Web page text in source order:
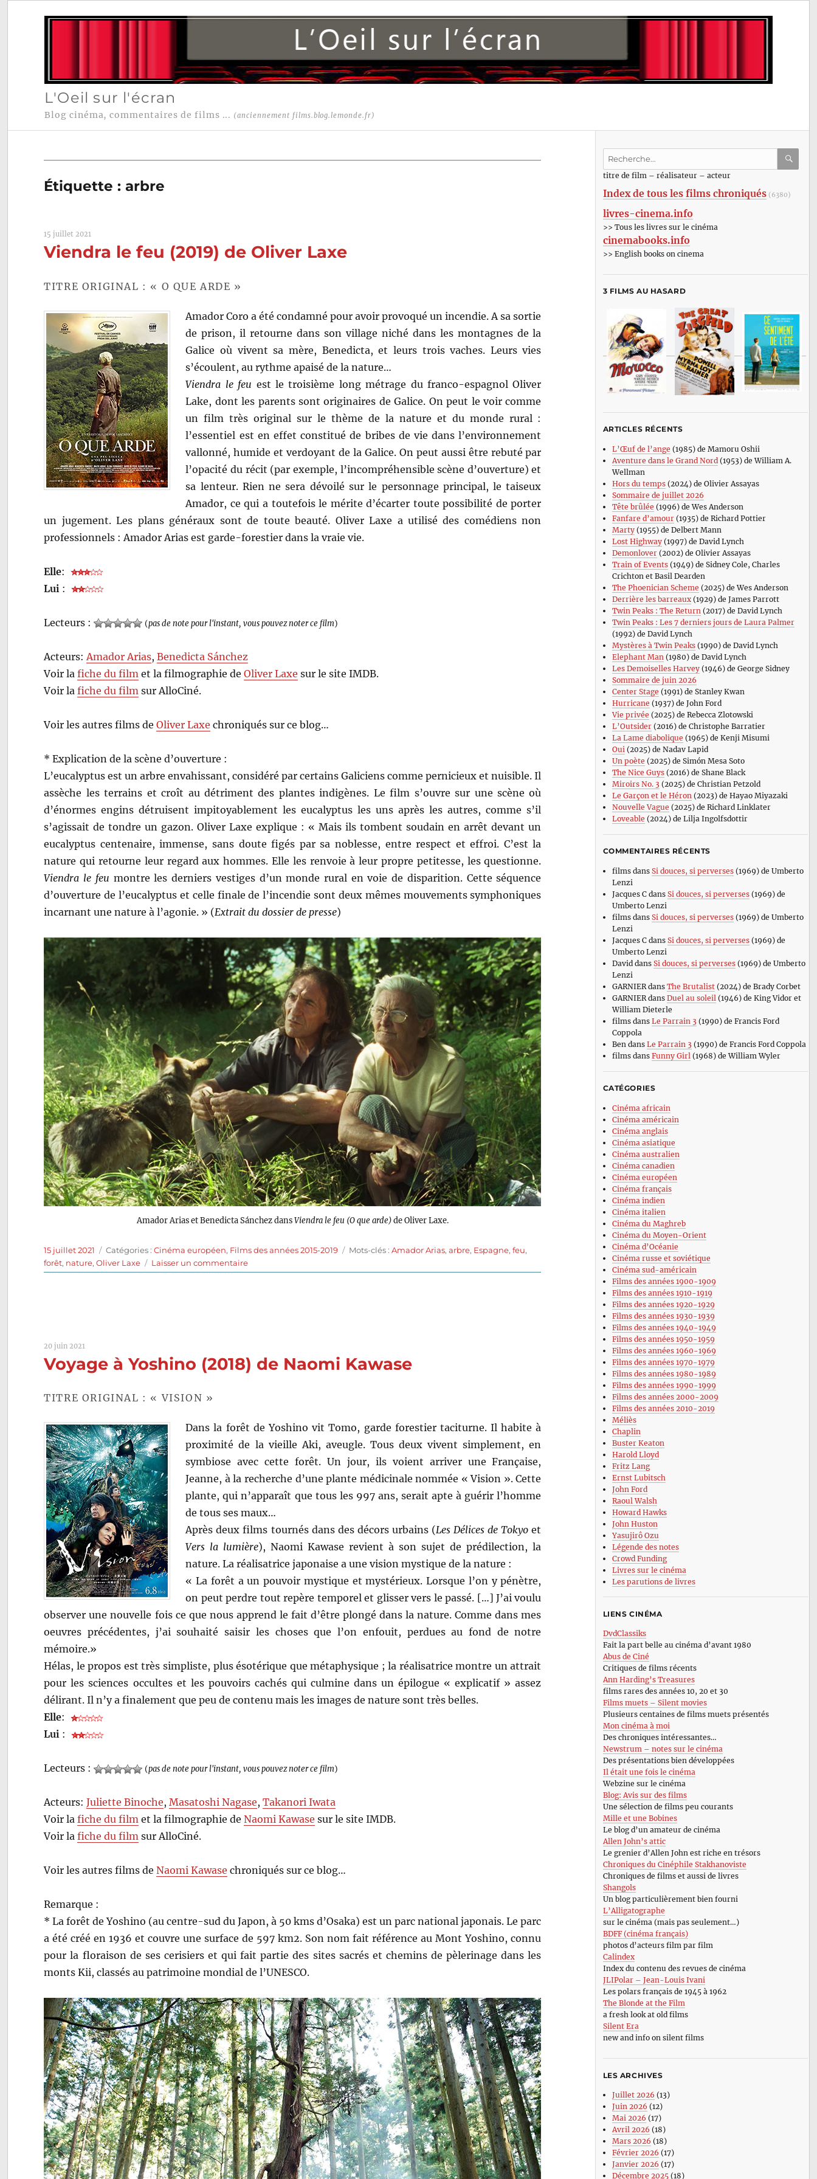
L'Oeil sur l'écran
Blog cinéma, commentaires de films ... (anciennement films.blog.lemonde.fr)
Étiquette :arbre
15 juillet 2021
Viendra le feu (2019) de Oliver Laxe
TITRE ORIGINAL : « O QUE ARDE »
Amador Coro a été condamné pour avoir provoqué un incendie. A sa sortie
de prison, il retourne dans son village niché dans les montagnes de la
Galice où vivent sa mère, Benedicta, et leurs trois vaches. Leurs vies
s’écoulent, au rythme apaisé de la nature…
Viendra le feu est le troisième long métrage du franco-espagnol Oliver
Lake, dont les parents sont originaires de Galice. On peut le voir comme
un film très original sur le thème de la nature et du monde rural :
l’essentiel est en effet constitué de bribes de vie dans l’environnement
vallonné, humide et verdoyant de la Galice. On peut aussi être rebuté par
l’opacité du récit (par exemple, l’incompréhensible scène d’ouverture) et
sa lenteur. Rien ne sera dévoilé sur le personnage principal, le taiseux
Amador, ce qui a toutefois le mérite d’écarter toute possibilité de porter
un jugement. Les plans généraux sont de toute beauté. Oliver Laxe a utilisé des comédiens non
professionnels : Amador Arias est garde-forestier dans la vraie vie.
Elle:
Lui :
Lecteurs : (pas de note pour l'instant, vous pouvez noter ce film)
Acteurs: Amador Arias,Benedicta Sánchez
Voir lafiche du film et la filmographie deOliver Laxe sur le site IMDB.
Voir lafiche du film sur AlloCiné.
Voir les autres films deOliver Laxe chroniqués sur ce blog…
* Explication de la scène d’ouverture :
L’eucalyptus est un arbre envahissant, considéré par certains Galiciens comme pernicieux et nuisible. Il
assèche les terrains et croît au détriment des plantes indigènes. Le film s’ouvre sur une scène où
d’énormes engins détruisent impitoyablement les eucalyptus les uns après les autres, comme s’il
s’agissait de tondre un gazon. Oliver Laxe explique : « Mais ils tombent soudain en arrêt devant un
eucalyptus centenaire, immense, sans doute figés par sa noblesse, entre respect et effroi. C’est la
nature qui retourne leur regard aux hommes. Elle les renvoie à leur propre petitesse, les questionne.
Viendra le feu montre les derniers vestiges d’un monde rural en voie de disparition. Cette séquence
d’ouverture de l’eucalyptus et celle finale de l’incendie sont deux mêmes mouvements symphoniques
incarnant une nature à l’agonie. » (Extrait du dossier de presse)
Amador Arias et Benedicta Sánchez dansViendra le feu (O que arde)de Oliver Laxe.
Publié
le
15 juillet 2021 Catégories
Catégories :Cinéma européen, Films des années 2015-2019 Étiquettes
Mots-clés :Amador Arias,arbre, Espagne,feu,
forêt, nature,Oliver Laxe Laisser un commentairesur
Viendra
20 juin 2021
Voyage à Yoshino (2018) de Naomi Kawase
TITRE ORIGINAL : « VISION »
Dans la forêt de Yoshino vit Tomo, garde forestier taciturne. Il habite à
proximité de la vieille Aki, aveugle. Tous deux vivent simplement, en
symbiose avec cette forêt. Un jour, ils voient arriver une Française,
Jeanne, à la recherche d’une plante médicinale nommée « Vision ». Cette
plante, qui n’apparaît que tous les 997 ans, serait apte à guérir l’homme
de tous ses maux…
Après deux films tournés dans des décors urbains (Les Délices de Tokyo et
Vers la lumière), Naomi Kawase revient à son sujet de prédilection, la
nature. La réalisatrice japonaise a une vision mystique de la nature :
« La forêt a un pouvoir mystique et mystérieux. Lorsque l’on y pénètre,
on peut perdre tout repère temporel et glisser vers le passé. […] J’ai voulu
observer une nouvelle fois ce que nous apprend le fait d’être plongé dans la nature. Comme dans mes
oeuvres précédentes, j’ai souhaité saisir les choses que l’on enfouit, perdues au fond de notre
mémoire.»
Hélas, le propos est très simpliste, plus ésotérique que métaphysique ; la réalisatrice montre un attrait
pour les sciences occultes et les pouvoirs cachés qui culmine dans un épilogue « explicatif » assez
délirant. Il n’y a finalement que peu de contenu mais les images de nature sont très belles.
Elle:
Lui :
Lecteurs : (pas de note pour l'instant, vous pouvez noter ce film)
Acteurs:Juliette Binoche,Masatoshi Nagase,Takanori Iwata
Voir lafiche du film et la filmographie deNaomi Kawase sur le site IMDB.
Voir lafiche du film sur AlloCiné.
Voir les autres films deNaomi Kawase chroniqués sur ce blog…
Remarque :
* La forêt de Yoshino (au centre-sud du Japon, à 50 kms d’Osaka) est un parc national japonais. Le parc
a été créé en 1936 et couvre une surface de 597 km2. Son nom fait référence au Mont Yoshino, connu
pour la floraison de ses cerisiers et qui fait partie des sites sacrés et chemins de pèlerinage dans les
monts Kii, classés au patrimoine mondial de l’UNESCO.
Recherche
:titre de film – réalisateur – acteur
Index de tous les films chroniqués (6380)
livres-cinema.info
>> Tous les livres sur le cinéma
cinemabooks.info
>> English books on cinema
3 FILMS AU HASARD
ARTICLES RÉCENTS
L’Œuf de l’ange (1985) de Mamoru Oshii
Aventure dans le Grand Nord(1953) de William A.
Wellman
Hors du temps(2024) de Olivier Assayas
Sommaire de juillet 2026
Tête brûlée (1996) de Wes Anderson
Fanfare d’amour(1935) de Richard Pottier
Marty(1955) de Delbert Mann
Lost Highway(1997) de David Lynch
Demonlover(2002) de Olivier Assayas
Train of Events(1949) de Sidney Cole, Charles
Crichton et Basil Dearden
The Phoenician Scheme (2025) de Wes Anderson
Derrière les barreaux(1929) de James Parrott
Twin Peaks : The Return(2017) de David Lynch
Twin Peaks : Les 7 derniers jours de Laura Palmer
(1992) de David Lynch
Mystères à Twin Peaks(1990) de David Lynch
Elephant Man(1980) de David Lynch
Les Demoiselles Harvey(1946) de George Sidney
Sommaire de juin 2026
Center Stage (1991) de Stanley Kwan
Hurricane (1937) de John Ford
Vie privée (2025) de Rebecca Zlotowski
L’Outsider(2016) de Christophe Barratier
La Lame diabolique (1965) de Kenji Misumi
Oui(2025) de Nadav Lapid
Un poète (2025) de Simón Mesa Soto
The Nice Guys(2016) de Shane Black
Miroirs No. 3 (2025) de Christian Petzold
Le Garçon et le Héron(2023) de Hayao Miyazaki
Nouvelle Vague (2025) de Richard Linklater
Loveable (2024) de Lilja Ingolfsdottir
COMMENTAIRES RÉCENTS
filmsdans Si douces, si perverses(1969) de Umberto
Lenzi
Jacques Cdans Si douces, si perverses(1969) de
Umberto Lenzi
filmsdans Si douces, si perverses(1969) de Umberto
Lenzi
Jacques Cdans Si douces, si perverses(1969) de
Umberto Lenzi
David dans Si douces, si perverses(1969) de Umberto
Lenzi
GARNIERdans The Brutalist(2024) de Brady Corbet
GARNIERdans Duel au soleil (1946) de King Vidor et
William Dieterle
filmsdans Le Parrain 3 (1990) de Francis Ford
Coppola
Ben dans Le Parrain 3 (1990) de Francis Ford Coppola
filmsdans Funny Girl (1968) de William Wyler
CATÉGORIES
Cinéma africain
Cinéma américain
Cinéma anglais
Cinéma asiatique
Cinéma australien
Cinéma canadien
Cinéma européen
Cinéma français
Cinéma indien
Cinéma italien
Cinéma du Maghreb
Cinéma du Moyen-Orient
Cinéma d’Océanie
Cinéma russe et soviétique
Cinéma sud-américain
Films des années 1900-1909
Films des années 1910-1919
Films des années 1920-1929
Films des années 1930-1939
Films des années 1940-1949
Films des années 1950-1959
Films des années 1960-1969
Films des années 1970-1979
Films des années 1980-1989
Films des années 1990-1999
Films des années 2000-2009
Films des années 2010-2019
Méliès
Chaplin
Buster Keaton
Harold Lloyd
Fritz Lang
Ernst Lubitsch
John Ford
Raoul Walsh
Howard Hawks
John Huston
Yasujirô Ozu
Légende des notes
Crowd Funding
Livres sur le cinéma
Les parutions de livres
LIENS CINÉMA
DvdClassiks
Fait la part belle au cinéma d’avant 1980
Abus de Ciné
Critiques de films récents
Ann Harding’s Treasures
films rares des années 10, 20 et 30
Films muets – Silent movies
Plusieurs centaines de films muets présentés
Mon cinéma à moi
Des chroniques intéressantes…
Newstrum – notes sur le cinéma
Des présentations bien développées
Il était une fois le cinéma
Webzine sur le cinéma
Blog: Avis sur des films
Une sélection de films peu courants
Mille et une Bobines
Le blog d’un amateur de cinéma
Allen John’s attic
Le grenier d’Allen John est riche en trésors
Chroniques du Cinéphile Stakhanoviste
Chroniques de films et aussi de livres
Shangols
Un blog particulièrement bien fourni
L’Alligatographe
sur le cinéma (mais pas seulement…)
BDFF (cinéma français)
photos d’acteurs film par film
Calindex
Index du contenu des revues de cinéma
JLIPolar – Jean-Louis Ivani
Les polars français de 1945 à 1962
The Blonde at the Film
a fresh look at old films
Silent Era
new and info on silent films
LES ARCHIVES
Juillet 2026 (13)
Juin 2026 (12)
Mai 2026 (17)
Avril 2026 (18)
Mars 2026 (18)
Février 2026 (17)
Janvier 2026 (17)
Décembre 2025(18)